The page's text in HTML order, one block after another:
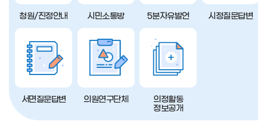
청원/진정안내 시민소통방 5분자유발언 시정질문답변
서면질문답변 의원연구단체
의정활동
정보공개